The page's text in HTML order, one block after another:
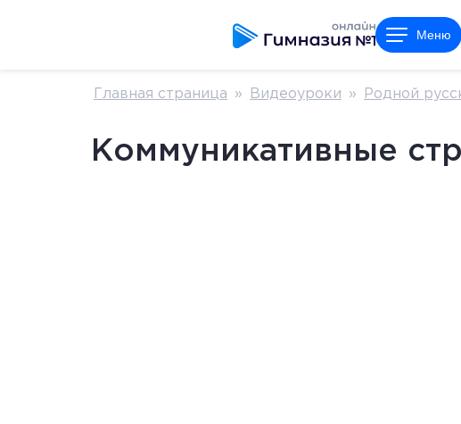
Меню
Главная страница » Видеоуроки » Родной
Коммуникативные